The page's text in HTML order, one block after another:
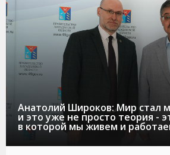
Анатолий Широков: Мир стал
и это уже не просто теория -
в которой мы живем и